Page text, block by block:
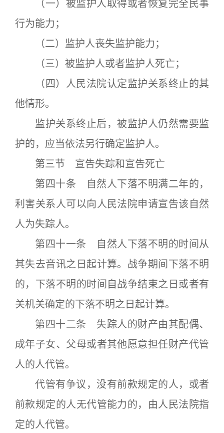
（一）被监护人取得或者恢复完全民事
行为能力；
（二）监护人丧失监护能力；
（三）被监护人或者监护人死亡；
（四）人民法院认定监护关系终止的其
他情形。
监护关系终止后，被监护人仍然需要监
护的，应当依法另行确定监护人。
第三节 宣告失踪和宣告死亡
第四十条 自然人下落不明满二年的，
利害关系人可以向人民法院申请宣告该自然
人为失踪人。
第四十一条 自然人下落不明的时间从
其失去音讯之日起计算。战争期间下落不明
的，下落不明的时间自战争结束之日或者有
关机关确定的下落不明之日起计算。
第四十二条 失踪人的财产由其配偶、
成年子女、父母或者其他愿意担任财产代管
人的人代管。
代管有争议，没有前款规定的人，或者
前款规定的人无代管能力的，由人民法院指
定的人代管。